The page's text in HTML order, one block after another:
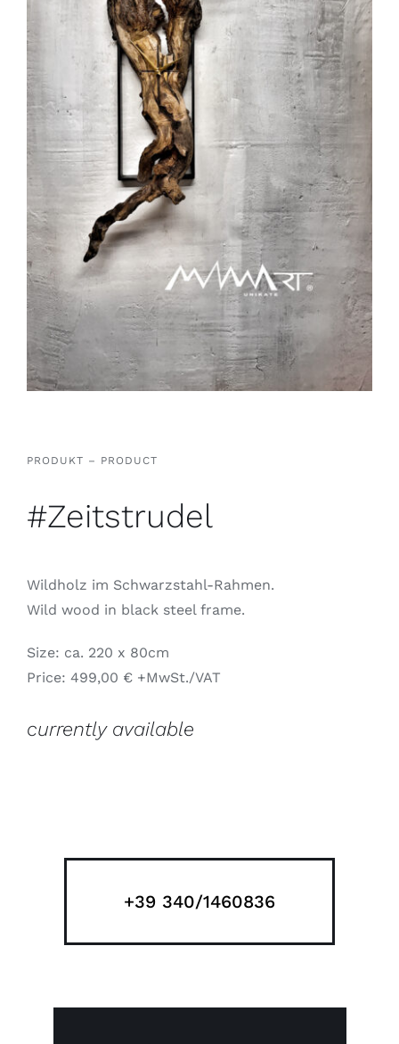
PRODUKT – PRODUCT
#Zeitstrudel
Wildholz im Schwarzstahl-Rahmen.
Wild wood in black steel frame.
Size: ca. 220 x 80cm
Price: 499,00 € +MwSt./VAT
currently available
+39 340/1460836